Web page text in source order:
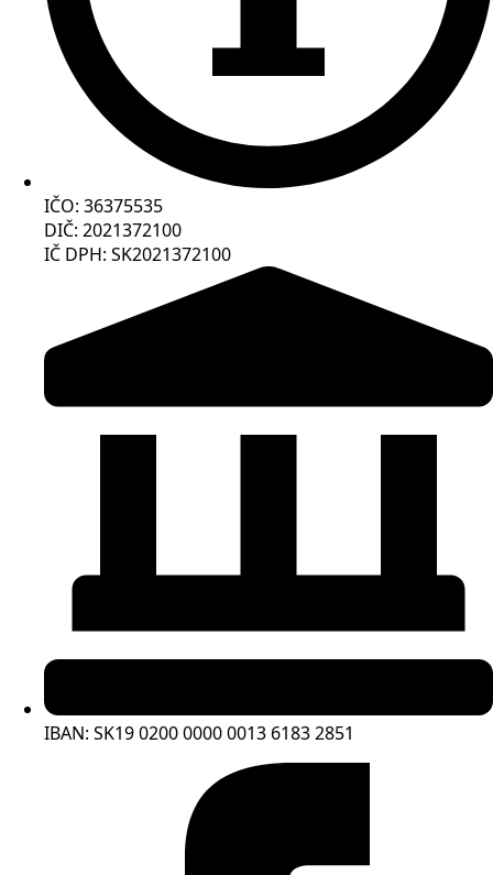
IČO: 36375535
DIČ: 2021372100
IČ DPH: SK2021372100
IBAN: SK19 0200 0000 0013 6183 2851